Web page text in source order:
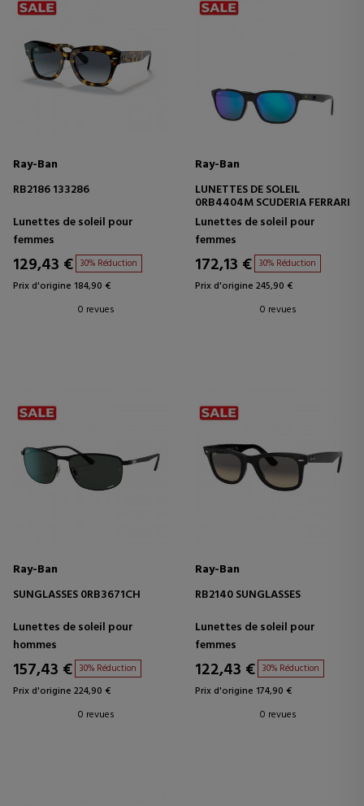
Ray-Ban
RB2186 133286
Lunettes de soleil pour
femmes
129,43 € 30% Réduction
Prix d'origine 184,90 €
0 revues
Ray-Ban
LUNETTES DE SOLEIL
0RB4404M SCUDERIA FERRARI
Lunettes de soleil pour
femmes
172,13 € 30% Réduction
Prix d'origine 245,90 €
0 revues
Ray-Ban
SUNGLASSES 0RB3671CH
Lunettes de soleil pour
hommes
157,43 € 30% Réduction
Prix d'origine 224,90 €
0 revues
Ray-Ban
RB2140 SUNGLASSES
Lunettes de soleil pour
femmes
122,43 € 30% Réduction
Prix d'origine 174,90 €
0 revues